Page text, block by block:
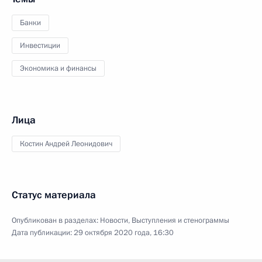
Банки
Инвестиции
Экономика и финансы
Лица
Костин Андрей Леонидович
Статус материала
Опубликован в разделах: Новости, Выступления и стенограммы
Дата публикации:29 октября 2020 года, 16:30